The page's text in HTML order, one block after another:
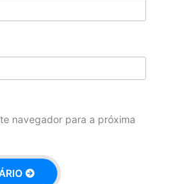
navegador para a próxima